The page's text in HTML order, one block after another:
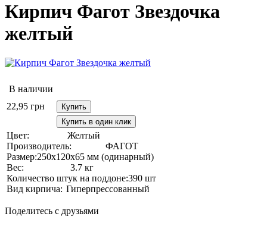
Кирпич Фагот Звездочка
желтый
В наличии
22,95 грн
Купить
Купить в один клик
Цвет:
Желтый
Производитель:
ФАГОТ
Размер:250х120х65 мм (одинарный)
Вес:
3.7 кг
Количество штук на поддоне:390 шт
Вид кирпича: Гиперпрессованный
Поделитесь с друзьями